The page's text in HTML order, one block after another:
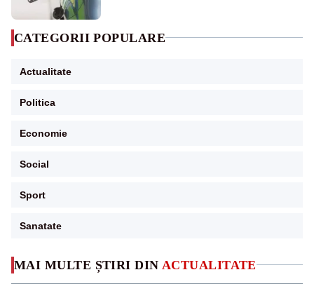
MAI MULTE ȘTIRI DIN ACTUALITATE
CATEGORII POPULARE
Actualitate
Politica
Economie
Social
Sport
Sanatate